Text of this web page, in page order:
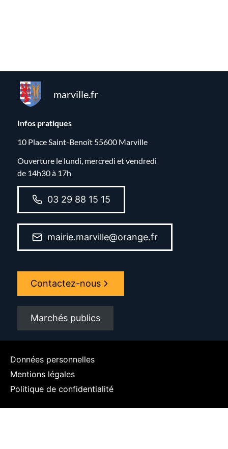
marville.fr
Infos pratiques
10 Place Saint-Benoît 55600 Marville
Ouverture le lundi, mercredi et vendredi
de 14h30 à 17h
03 29 88 15 15
mairie.marville@orange.fr
Contactez-nous
Marchés publics
Données personnelles
Mentions légales
Politique de confidentialité